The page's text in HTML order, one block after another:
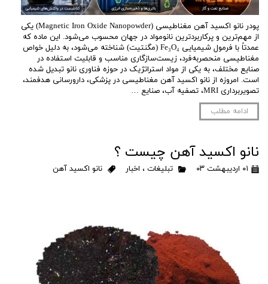
پودر نانو اکسید آهن مغناطیسی (Magnetic Iron Oxide Nanopowder) یکی
از مهم‌ترین و پرکاربردترین نانومواد در جهان محسوب می‌شود. این ماده که
عمدتاً با فرمول شیمیایی Fe₃O₄ (مگنتیت) شناخته می‌شود، به دلیل خواص
مغناطیسی منحصربه‌فرد، زیست‌سازگاری مناسب و قابلیت استفاده در
صنایع مختلف، به یکی از مواد استراتژیک در حوزه فناوری نانو تبدیل شده
است. امروزه از نانو اکسید آهن مغناطیسی در پزشکی، دارورسانی هدفمند،
تصویربرداری MRI، تصفیه آب، صنایع …
ادامه مطلب
نانو اکسید آهن چیست ؟
۰۱ اردیبهشت ۰۳ تبلیغات ، اخبار نانو اکسید آهن